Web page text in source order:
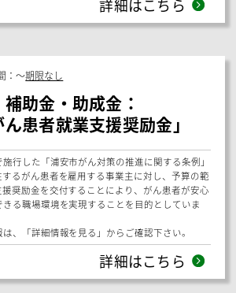
は、「詳細情報を見る」からご確認下さい。
詳細はこちら
：2026年02月02日〜2026年09月25日
成金：
補正予算事業「地方誘客
インバウンド安全・安心
」の公募を開始します」
「地方誘客促進に向けたインバウンド安全・安
を開始します
2日（月）～令和8年9月25日（金）※17時必着